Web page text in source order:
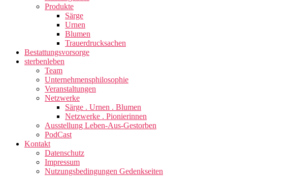
Produkte
Särge
Urnen
Blumen
Trauerdrucksachen
Bestattungsvorsorge
sterbenleben
Team
Unternehmensphilosophie
Veranstaltungen
Netzwerke
Särge . Urnen . Blumen
Netzwerke . Pionierinnen
Ausstellung Leben-Aus-Gestorben
PodCast
Kontakt
Datenschutz
Impressum
Nutzungsbedingungen Gedenkseiten